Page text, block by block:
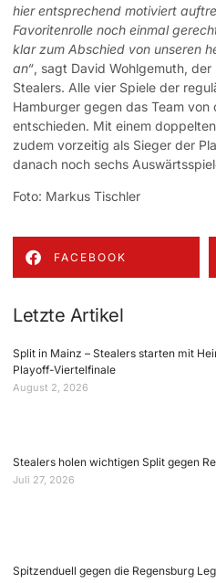
hier entsprechend motiviert
Favoritenrolle noch einmal
klar zum Abschied von unseren
an“, sagt David Wohlgemuth,
Stealers. Alle vier Spiele der
Hamburger gegen das Team von
entschieden. Mit einem
zudem vorzeitig als Sieger der
danach noch sechs
Foto: Markus Tischler
FACEBOOK
Letzte Artikel
Split in Mainz – Stealers starten mit
Playoff-Viertelfinale
August 2, 2026
Stealers holen wichtigen Split gegen
Juli 27, 2026
Spitzenduell gegen die Regensburg